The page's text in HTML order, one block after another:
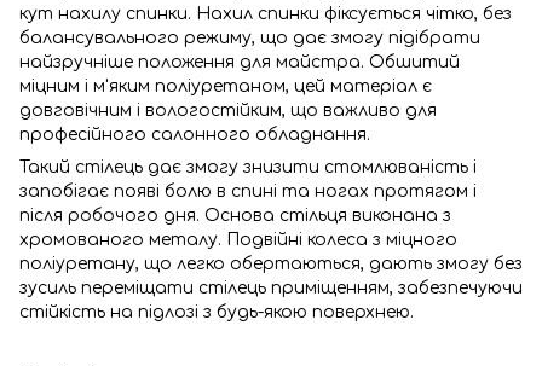
кут нахилу спинки. Нахил спинки фіксується чітко, без
балансувального режиму, що дає змогу підібрати
найзручніше положення для майстра. Обшитий
міцним і м'яким поліуретаном, цей матеріал є
довговічним і вологостійким, що важливо для
професійного салонного обладнання.
Такий стілець дає змогу знизити стомлюваність і
запобігає появі болю в спині та ногах протягом і
після робочого дня. Основа стільця виконана з
хромованого металу. Подвійні колеса з міцного
поліуретану, що легко обертаються, дають змогу без
зусиль переміщати стілець приміщенням, забезпечуючи
стійкість на підлозі з будь-якою поверхнею.